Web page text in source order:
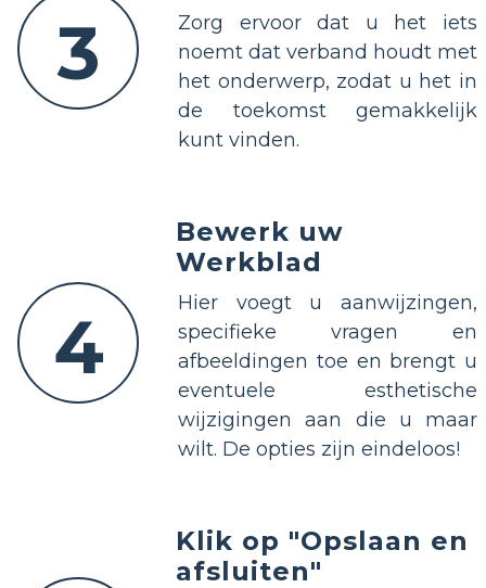
3
Zorg ervoor dat u het iets
noemt dat verband houdt met
het onderwerp, zodat u het in
de toekomst gemakkelijk
kunt vinden.
4
Bewerk uw
Werkblad
Hier voegt u aanwijzingen,
specifieke vragen en
afbeeldingen toe en brengt u
eventuele esthetische
wijzigingen aan die u maar
wilt. De opties zijn eindeloos!
Klik op "Opslaan en
afsluiten"